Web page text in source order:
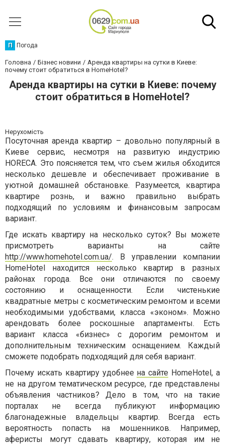
П Погода
Головна Бізнес новини
Аренда квартиры на сутки в Киеве:
почему стоит обратиться в HomeHotel?
Аренда квартиры на сутки в Киеве: почему
стоит обратиться в HomeHotel?
Нерухомість
Посуточная аренда квартир – довольно популярный в
Киеве сервис, несмотря на развитую индустрию
HORECA. Это поясняется тем, что съем жилья обходится
несколько дешевле и обеспечивает проживание в
уютной домашней обстановке. Разумеется, квартира
квартире рознь, и важно правильно выбрать
подходящий по условиям и финансовым запросам
вариант.
Где искать квартиру на несколько суток? Вы можете
присмотреть варианты на сайте
http://www.homehotel.com.ua/. В управлении компании
HomeHotel находится несколько квартир в разных
районах города. Все они отличаются по своему
состоянию и оснащенности. Если чистенькие
квадратные метры с косметическим ремонтом и всеми
необходимыми удобствами, класса «эконом». Можно
арендовать более роскошные апартаменты. Есть
вариант класса «бизнес» с дорогим ремонтом и
дополнительным техническим оснащением. Каждый
сможете подобрать подходящий для себя вариант.
Почему искать квартиру удобнее на сайте HomeHotel, а
не на другом тематическом ресурсе, где представлены
объявления частников? Дело в том, что на такие
порталах не всегда публикуют информацию
благонадежные владельцы квартир. Всегда есть
вероятность попасть на мошенников. Например,
аферисты могут сдавать квартиру, которая им не